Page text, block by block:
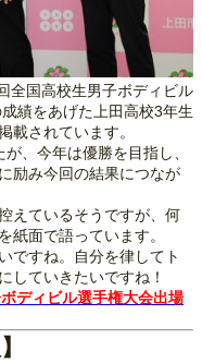
全国高校生男子ボディビル
績をあげた上田高校3年生
載されています。
、今年は優勝を目指し、
励み今回の結果につなが
えているそうですが、何
紙面で語っています。
ですね。自分を律してト
していきたいですね！
ディビル選手権大会出場